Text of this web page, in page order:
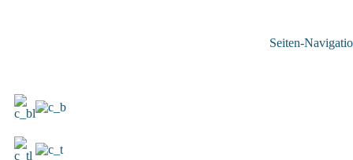
Seiten-